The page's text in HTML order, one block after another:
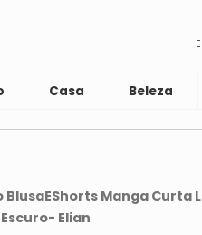
Casa Beleza
BlusaEShorts Manga Curta
Elian